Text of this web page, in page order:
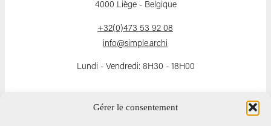
Gérer le consentement
4000 Liège - Belgique
+32(0)473 53 92 08
info@simple.archi
Lundi - Vendredi: 8H30 - 18H00